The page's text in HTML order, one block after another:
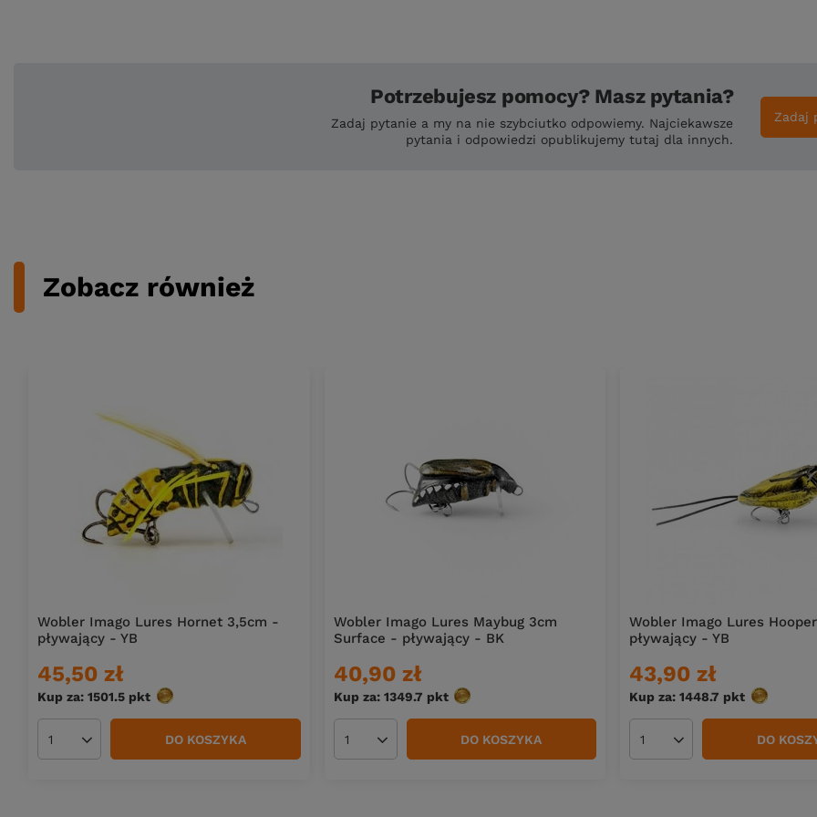
Potrzebujesz pomocy? Masz pytania?
Zadaj pytanie a my na nie szybciutko odpowiemy. Najciekawsze
pytania i odpowiedzi opublikujemy tutaj dla innych.
Zadaj
Zobacz również
Wobler Imago Lures Hornet 3,5cm -
pływający - YB
45,50 zł
Kup za: 1501.5 pkt punktów
Ilość produktów DO KOSZYKA
Wobler Imago Lures Maybug 3cm
Surface - pływający - BK
40,90 zł
Kup za: 1349.7 pktpunktów
Ilość produktów DO KOSZYKA
Wobler Imago Lures
pływający - YB
43,90 zł
Kup za: 1448.7 pkt punktów
Ilość produktów DO